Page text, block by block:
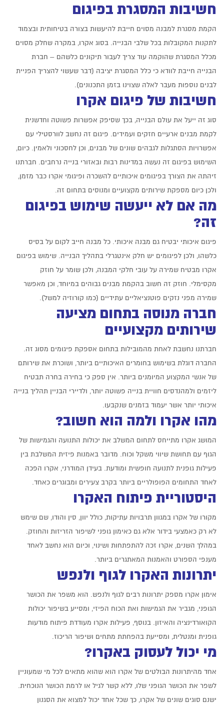
חשיבות המסגרת בפיגום
הקמת מסגרת למבנה מסוים חייבת להיעשות בצורה בטיחותית ובצמוד
לתקנות המקובלות בכל שלבי הבנייה. בסוג אקרו, במקרה שחלק מסוים
מכלל המסגרת שהוקמה עוד צריך לעבור תיקונים כלשהם – חברת
הבנייה חייבת לוודא כי כלל המסגרת יציבה (דבר שעשוי להצריך הפניית
לבנים נוספות מעבר לאלה שצוינו בזמן התכנונים).
חשיבות של פיגום אקרו
סוג זה ייעל את עולם הבנייה, בכך שסיפק אפשרות פשוטה וחדשנית
לקמת מבנים ארעיים חזקים ועמידים. פיגום זה נחשב לוורסטילי עם
אפשרויות הסתגלות לגבהים שונים של מבנים, וכן לחסכוני ולאמין. כיום,
השימוש בפיגום זה נעשה במדינות רבות ובאזורי בנייה נרחבים. חברתנו
זיהתה את הצורך בפיגומים איכותיים להשכרה ופיגומי אקרו כבר מזמן,
ולכן כיום מספקת שירותים מקצועיים ומנוסים בתחום זה.
מה אם לא ייעשה שימוש בפיגום
זה?
פיגום איכותי יבטיח גם מבנה איכותי. כל מבנה חייב לקום על בסיס
כלשהו, ולכן לפיגומים יש חלק אינטגרלי בתהליך הבנייה. שימוש בפיגום
אקרו מבטיח שמירה על עובי חלקי המבנה, ולכן שומר על חוזק
מקסימלי. חוזק זה חשוב בהקמת מבנים גבוהים במיוחד, וכן מאפשר
שמירה מפני נזקים פוטנציאליים עתידיים (כמו קורוזיה למשל).
חברה מנוסה בתחום מציעה
שירותים מקצועיים
חברתנו נחשבת לאחת מהמובילות בתחום אספקת פיגומים מסוג זה.
החברה דוגלת בשימוש בחומרים האיכותיים ביותר, ושוכרת את שירותם
של אנשי המקצוע המיומנים ביותר. אין ספק כי בחירה בחרה תבטיח
ליזמים ולמהנדסים חוויית בנייה פשוטה יותר, ולדיירי הבניין תהליך בנייה
איכותי יותר אשר יעמוד בזמנים שנקבעו.
מהו אקרו ולמה הוא חשוב?
המושג אקרו מתייחס לתחום המשלב את יכולות התנועה והגמישות של
הגוף עם תחושת שיווי משקל וכוח. מדובר באמנות פיזית המשלבת בין
פעילות גופנית לתנועה חופשית ומודעת. בעידן המודרני, אקרו הפכה
לאחד התחומים הפופולריים ביותר בקרב צעירים ומבוגרים כאחד.
היסטוריית פיתוח האקרו
מקורו של אקרו במגוון תרבויות עתיקות, כולל יוון, סין והודו, שם שימש
לא רק כאמצעי בידור אלא גם כאימון גופני לשיפור הזריזות והחוזק.
במהלך השנים, אקרו זכה להתפתחות ושינוי, וכיום הוא נחשב לאחד
מענפי הספורט והאמנות המאתגרים ביותר.
יתרונות האקרו לגוף ולנפש
אימון אקרו מספק יתרונות רבים לגוף ולנפש. הוא משפר את הכושר
הגופני, מגביר את הגמישות ואת הכוח הפיזי, ומסייע בשיפור יכולות
הקואורדינציה והאיזון. בנוסף, פעילות אקרו מעודדת פיתוח מודעות
גופנית ומנטלית, ומסייעת בהפחתת מתחים ושיפור הריכוז.
מי יכול לעסוק באקרו?
אחד מהיתרונות הבולטים של אקרו הוא שהוא מתאים לכל מי שמעוניין
לשפר את הכושר הגופני שלו, ללא קשר לגיל או לרמת הכושר הנוכחית.
ישנם סוגים שונים של אקרו, כך שכל אחד יכול למצוא את הסגנון